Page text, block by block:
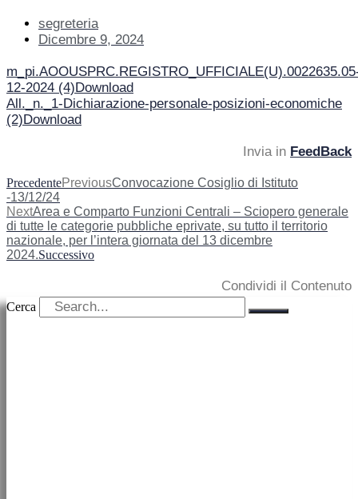
segreteria
Dicembre 9, 2024
12-2024 (4)Download
All._n._1-Dichiarazione-personale-posizioni-economiche
(2)Download
Invia in FeedBack
PrecedentePreviousConvocazione Cosiglio di Istituto
-13/12/24
NextArea e Comparto Funzioni Centrali – Sciopero generale
di tutte le categorie pubbliche eprivate, su tutto il territorio
nazionale, per l’intera giornata del 13 dicembre
2024.Successivo
Condividi il Contenuto
Cerca